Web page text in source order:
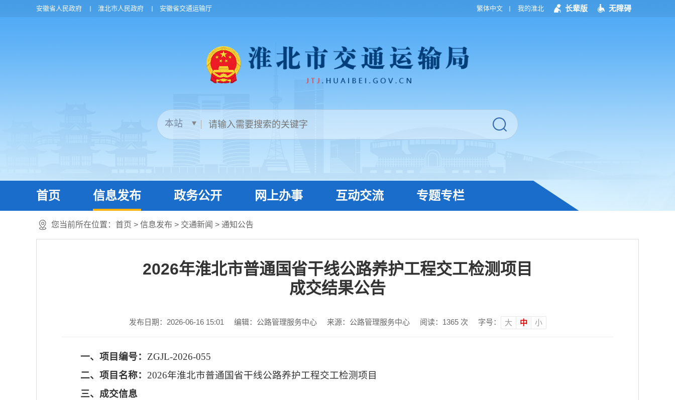
安徽省人民政府 淮北市人民政府 安徽省交通运输厅 繁体中文 我的淮北 长辈版 无障碍
首页 信息发布 政务公开 网上办事 互动交流 专题专栏
您当前所在位置： 首页 > 信息发布 > 交通新闻 > 通知公告
2026年淮北市普通国省干线公路养护工程交工检测项目
成交结果公告
发布日期：2026-06-16 15:01 编辑：公路管理服务中心 来源：公路管理服务中心 阅读： 1365次 字号： 大 中 小
一、项目编号： ZGJL-2026-055
二、项目名称： 2026年淮北市普通国省干线公路养护工程交工检测项目
三、成交信息